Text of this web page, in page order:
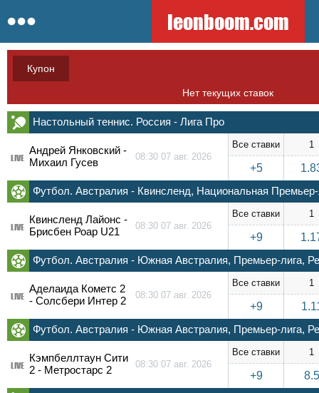
leonboom.com
Купон
Нет текущих ставок
Настольный теннис. Россия - Лига Про
Андрей Янковский -
Михаил Гусев
08:30 07 авг. 2026
LIVE
Все ставки 1
+5
Футбол. Австралия - Квинсленд, Национальная Премьер-
Квинсленд Лайонс -
Брисбен Роар U21
08:30 07 авг. 2026
LIVE
Все ставки 1
+9
Футбол. Австралия - Южная Австралия, Премьер-лига,
Аделаида Кометс 2
- Солсбери Интер 2
08:30 07 авг. 2026
LIVE
Все ставки 1
+9
Футбол. Австралия - Южная Австралия, Премьер-лига,
Кэмпбеллтаун Сити
2 - Метростарс 2
08:30 07 авг. 2026
LIVE
Все ставки 1
+9
8.5